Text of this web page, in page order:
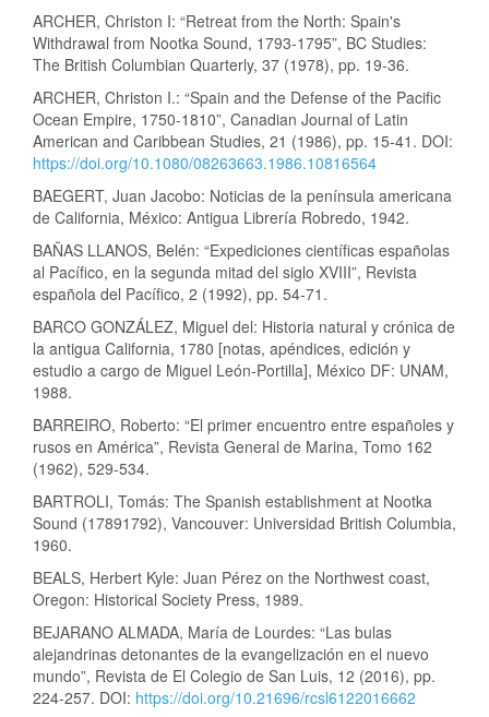
ARCHER, Christon I: “Retreat from the North: Spain's
Withdrawal from Nootka Sound, 1793-1795”, BC Studies:
The British Columbian Quarterly, 37 (1978), pp. 19-36.
ARCHER, Christon I.: “Spain and the Defense of the Pacific
Ocean Empire, 1750-1810”, Canadian Journal of Latin
American and Caribbean Studies, 21 (1986), pp. 15-41. DOI:
https://doi.org/10.1080/08263663.1986.10816564
BAEGERT, Juan Jacobo: Noticias de la península americana
de California, México: Antigua Librería Robredo, 1942.
BAÑAS LLANOS, Belén: “Expediciones científicas españolas
al Pacífico, en la segunda mitad del siglo XVIII”, Revista
española del Pacífico, 2 (1992), pp. 54-71.
BARCO GONZÁLEZ, Miguel del: Historia natural y crónica de
la antigua California, 1780 [notas, apéndices, edición y
estudio a cargo de Miguel León-Portilla], México DF: UNAM,
1988.
BARREIRO, Roberto: “El primer encuentro entre españoles y
rusos en América”, Revista General de Marina, Tomo 162
(1962), 529-534.
BARTROLI, Tomás: The Spanish establishment at Nootka
Sound (17891792), Vancouver: Universidad British Columbia,
1960.
BEALS, Herbert Kyle: Juan Pérez on the Northwest coast,
Oregon: Historical Society Press, 1989.
BEJARANO ALMADA, María de Lourdes: “Las bulas
alejandrinas detonantes de la evangelización en el nuevo
mundo”, Revista de El Colegio de San Luis, 12 (2016), pp.
224-257. DOI: https://doi.org/10.21696/rcsl6122016662